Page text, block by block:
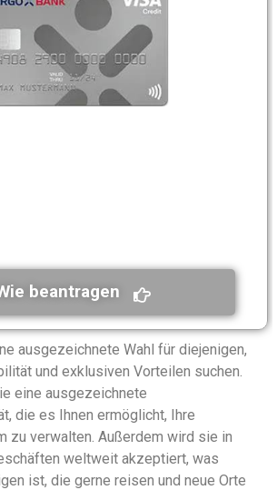
beantragen
ausgezeichnete Wahl für diejenigen,
und exklusiven Vorteilen suchen.
eine ausgezeichnete
die es Ihnen ermöglicht, Ihre
zu verwalten. Außerdem wird sie in
weltweit akzeptiert, was
ist, die gerne reisen und neue Orte